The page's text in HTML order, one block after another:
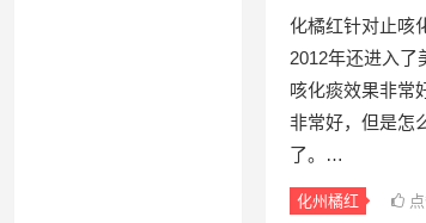
化橘红针对止咳
2012年还进入了
咳化痰效果非常
非常好，但是怎
了。…
化州橘红